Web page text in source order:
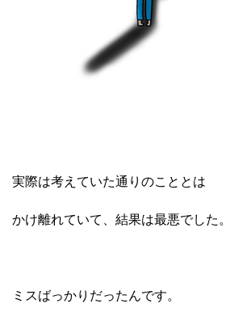
実際は考えていた通りのこととは
かけ離れていて、結果は最悪でした。
ミスばっかりだったんです。